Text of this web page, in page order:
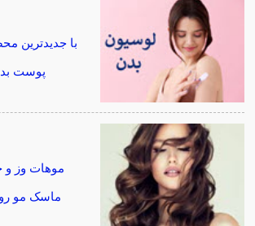
با جدیدترین
پوست
موهات وز
ماسک مو